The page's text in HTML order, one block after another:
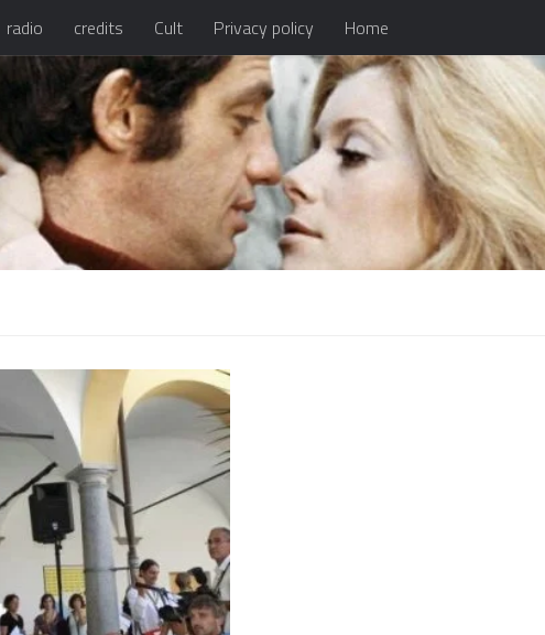
radio credits Cult Privacy policy Home